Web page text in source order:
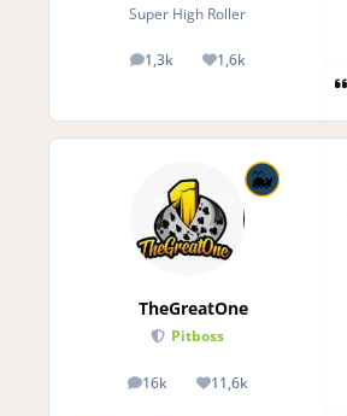
Super High Roller
1,3k
posts 1,6k
Reputation
TheGreatOne
Pitboss
16k
posts 11,6k
Reputation